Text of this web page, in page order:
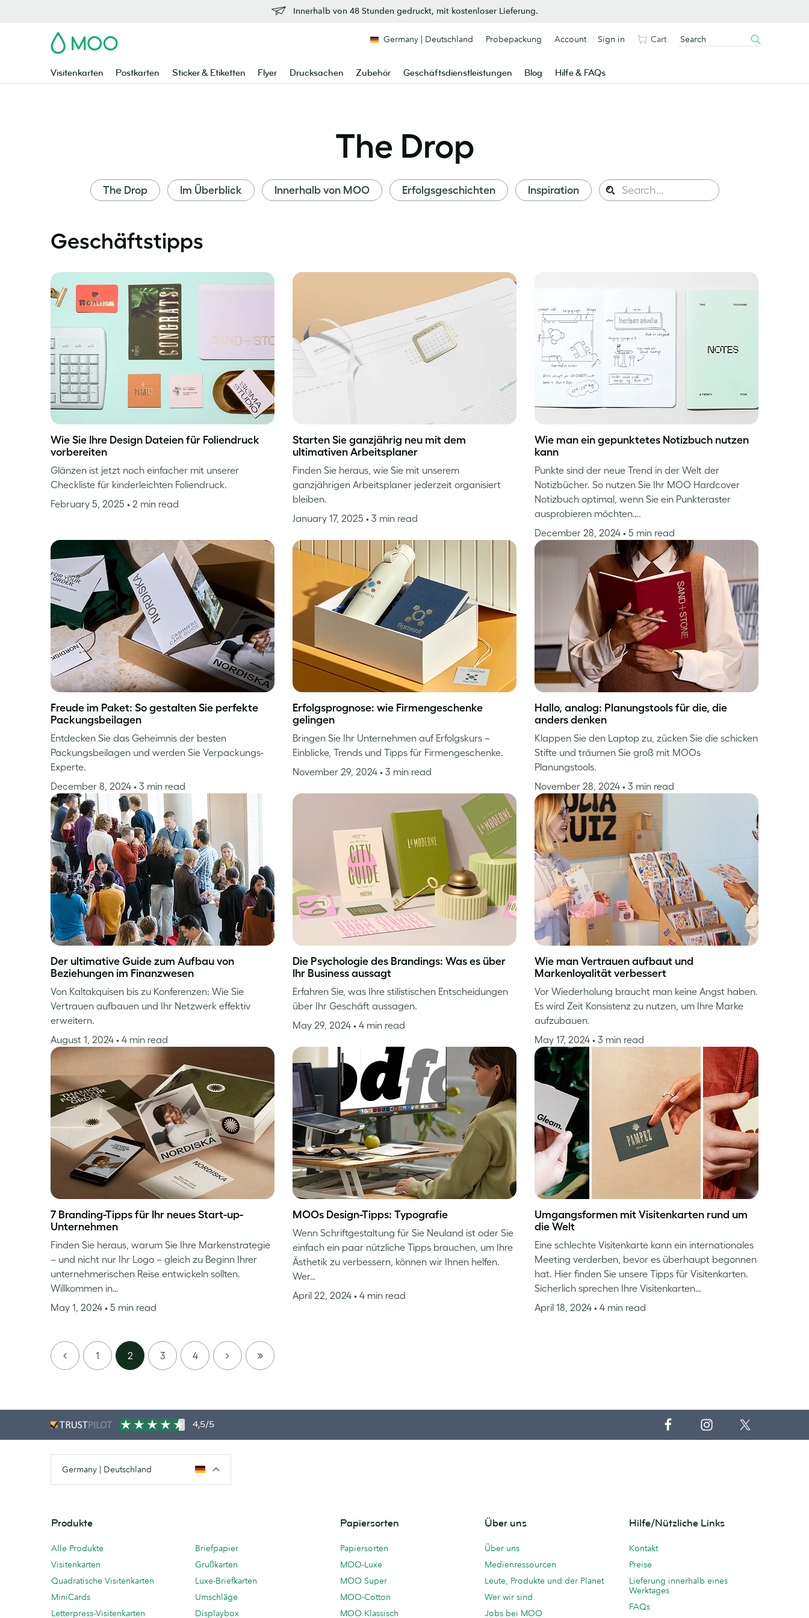
Innerhalb von 48 Stunden gedruckt, mit kostenloser Lieferung.
MOO
Visitenkarten Postkarten Sticker & Etiketten Flyer Drucksachen Zubehör Geschäftsdienstleistungen Blog Hilfe & FAQs
Germany | Deutschland Probepackung Account Sign in Cart
The Drop
The Drop Im Überblick Innerhalb von MOO Erfolgsgeschichten Inspiration
Search
this
Search
Geschäftstipps
Wie Sie Ihre Design Dateien für Foliendruck
vorbereiten
Glänzen ist jetzt noch einfacher mit unserer
Checkliste für kinderleichten Foliendruck.
February 5, 2025 • 2 min read
Starten Sie ganzjährig neu mit dem
ultimativen Arbeitsplaner
Finden Sie heraus, wie Sie mit unserem
ganzjährigen Arbeitsplaner jederzeit organisiert
bleiben.
January 17, 2025 • 3 min read
Wie man ein gepunktetes Notizbuch nutzen
kann
Punkte sind der neue Trend in der Welt der
Notizbücher. So nutzen Sie Ihr MOO Hardcover
Notizbuch optimal, wenn Sie ein Punkteraster
ausprobieren möchten….
December 28, 2024 • 5 min read
Freude im Paket: So gestalten Sie perfekte
Packungsbeilagen
Entdecken Sie das Geheimnis der besten
Packungsbeilagen und werden Sie Verpackungs-
Experte.
December 8, 2024 • 3 min read
Erfolgsprognose: wie Firmengeschenke
gelingen
Bringen Sie Ihr Unternehmen auf Erfolgskurs –
Einblicke, Trends und Tipps für Firmengeschenke.
November 29, 2024 • 3 min read
Hallo, analog: Planungstools für die, die
anders denken
Klappen Sie den Laptop zu, zücken Sie die schicken
Stifte und träumen Sie groß mit MOOs
Planungstools.
November 28, 2024 • 3 min read
Der ultimative Guide zum Aufbau von
Beziehungen im Finanzwesen
Von Kaltakquisen bis zu Konferenzen: Wie Sie
Vertrauen aufbauen und Ihr Netzwerk effektiv
erweitern.
August 1, 2024 • 4 min read
Die Psychologie des Brandings: Was es über
Ihr Business aussagt
Erfahren Sie, was Ihre stilistischen Entscheidungen
über Ihr Geschäft aussagen.
May 29, 2024 • 4 min read
Wie man Vertrauen aufbaut und
Markenloyalität verbessert
Vor Wiederholung braucht man keine Angst haben.
Es wird Zeit Konsistenz zu nutzen, um Ihre Marke
aufzubauen.
May 17, 2024 • 3 min read
7 Branding-Tipps für Ihr neues Start-up-
Unternehmen
Finden Sie heraus, warum Sie Ihre Markenstrategie
– und nicht nur Ihr Logo – gleich zu Beginn Ihrer
unternehmerischen Reise entwickeln sollten.
Willkommen in…
May 1, 2024 • 5 min read
MOOs Design-Tipps: Typografie
Wenn Schriftgestaltung für Sie Neuland ist oder Sie
einfach ein paar nützliche Tipps brauchen, um Ihre
Ästhetik zu verbessern, können wir Ihnen helfen.
Wer…
April 22, 2024 • 4 min read
Umgangsformen mit Visitenkarten rund um
die Welt
Eine schlechte Visitenkarte kann ein internationales
Meeting verderben, bevor es überhaupt begonnen
hat. Hier finden Sie unsere Tipps für Visitenkarten.
Sicherlich sprechen Ihre Visitenkarten…
April 18, 2024 • 4 min read
PREVIOUS
1 2 3 4 NEXT
LAST
PAGE
4,5/5
Germany | Deutschland
Produkte
Alle Produkte
Visitenkarten
Quadratische Visitenkarten
MiniCards
Letterpress-Visitenkarten
Briefpapier
Grußkarten
Luxe-Briefkarten
Umschläge
Displaybox
Papiersorten
Papiersorten
MOO-Luxe
MOO Super
MOO-Cotton
MOO Klassisch
Über uns
Über uns
Medienressourcen
Leute, Produkte und der Planet
Wer wir sind
Jobs bei MOO
Hilfe/Nützliche Links
Kontakt
Preise
Lieferung innerhalb eines
Werktages
FAQs